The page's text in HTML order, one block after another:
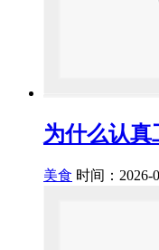
为什么认真
美食 时间：2026-